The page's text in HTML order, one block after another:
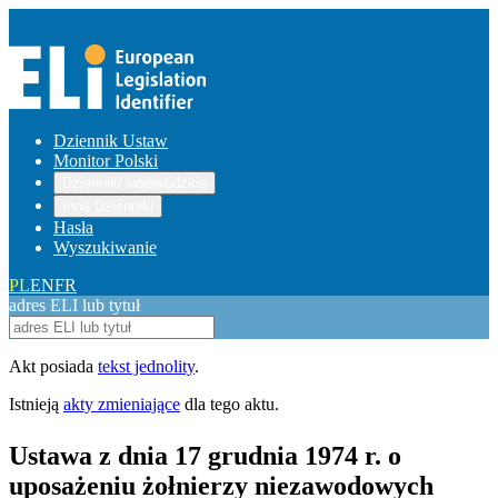
Dziennik Ustaw
Monitor Polski
Hasła
Wyszukiwanie
PLENFR
adres ELI lub tytuł
Akt posiada tekst jednolity.
Istnieją akty zmieniające dla tego aktu.
Ustawa z dnia 17 grudnia 1974 r. o
uposażeniu żołnierzy niezawodowych